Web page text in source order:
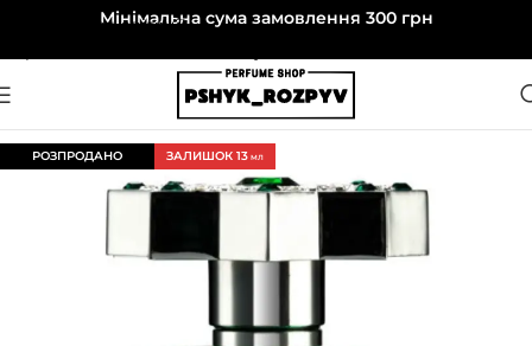
Перейти до навігаціїМінімальна сума замовлення 300 грн
РОЗПРОДАНО ЗАЛИШОК 13 МЛ